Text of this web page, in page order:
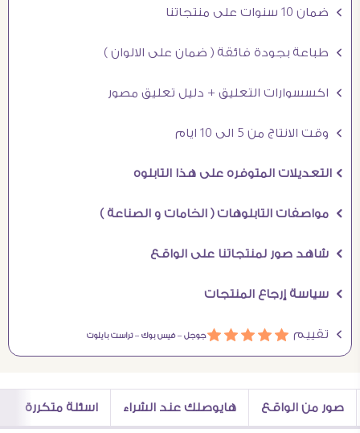
Ö ضمان 10 سنوات على منتجاتنا
Ö طباعة بجودة فائقة ( ضمان على الالوان )
Ö اكسسوارات التعليق + دليل تعليق مصور
Ö وقت الانتاج من 5 الى 10 ايام
Ö التعديلات المتوفره على هذا التابلوه
Ö مواصفات التابلوهات ( الخامات و الصناعة )
Ö شاهد صور لمنتجاتنا على الواقع
Ö سياسة إرجاع المنتجات
Ö تقييم áááááجوجل –فيس بوك –تراست بايلوت
صور من الواقع هايوصلك عند الشراء اسئلة متكررة